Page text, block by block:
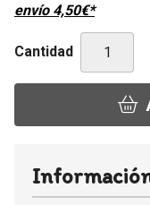
envío 4,50€*
Cantidad